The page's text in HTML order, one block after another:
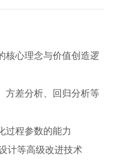
核心理念与价值创造逻
方差分析、回归分析等
过程参数的能力
计等高级改进技术